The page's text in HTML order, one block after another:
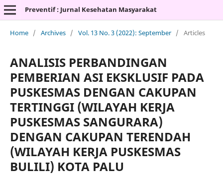
Preventif : Jurnal Kesehatan Masyarakat
Home / Archives / Vol. 13 No. 3 (2022): September / Articles
ANALISIS PERBANDINGAN
PEMBERIAN ASI EKSKLUSIF PADA
PUSKESMAS DENGAN CAKUPAN
TERTINGGI (WILAYAH KERJA
PUSKESMAS SANGURARA)
DENGAN CAKUPAN TERENDAH
(WILAYAH KERJA PUSKESMAS
BULILI) KOTA PALU